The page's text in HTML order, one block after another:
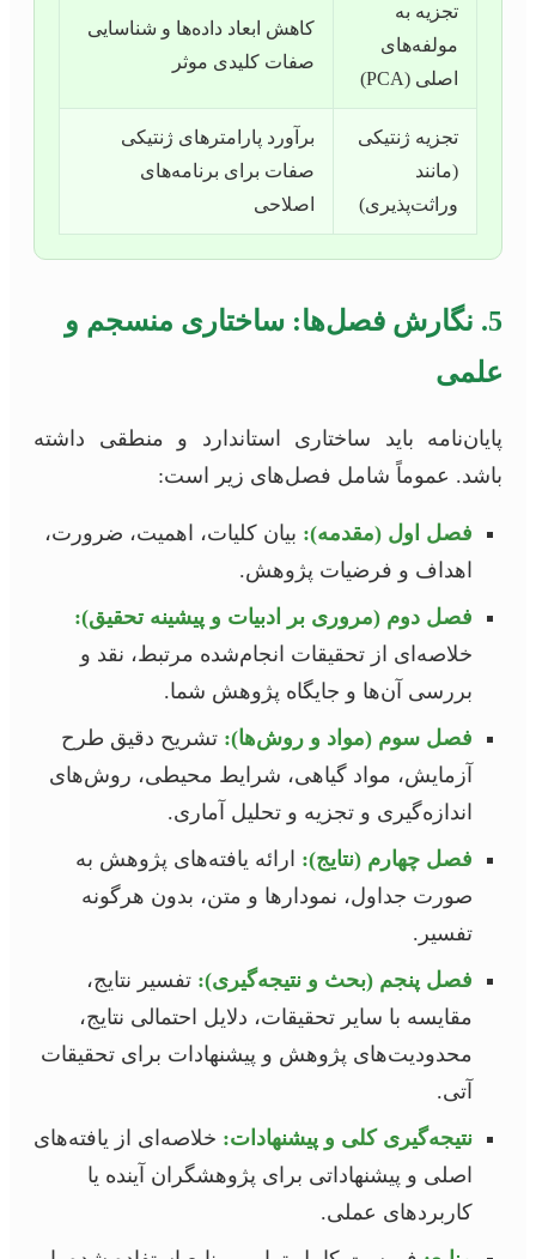
تجزیه به
مولفه‌های
اصلی (PCA)
کاهش ابعاد داده‌ها و شناسایی
صفات کلیدی موثر
تجزیه ژنتیکی
(مانند
وراثت‌پذیری)
برآورد پارامترهای ژنتیکی
صفات برای برنامه‌های
اصلاحی
5. نگارش فصل‌ها: ساختاری منسجم و
علمی
پایان‌نامه باید ساختاری استاندارد و منطقی داشته
باشد. عموماً شامل فصل‌های زیر است:
فصل اول (مقدمه): بیان کلیات، اهمیت، ضرورت،
اهداف و فرضیات پژوهش.
فصل دوم (مروری بر ادبیات و پیشینه تحقیق):
خلاصه‌ای از تحقیقات انجام‌شده مرتبط، نقد و
بررسی آن‌ها و جایگاه پژوهش شما.
فصل سوم (مواد و روش‌ها): تشریح دقیق طرح
آزمایش، مواد گیاهی، شرایط محیطی، روش‌های
اندازه‌گیری و تجزیه و تحلیل آماری.
فصل چهارم (نتایج): ارائه یافته‌های پژوهش به
صورت جداول، نمودارها و متن، بدون هرگونه
تفسیر.
فصل پنجم (بحث و نتیجه‌گیری): تفسیر نتایج،
مقایسه با سایر تحقیقات، دلایل احتمالی نتایج،
محدودیت‌های پژوهش و پیشنهادات برای تحقیقات
آتی.
نتیجه‌گیری کلی و پیشنهادات: خلاصه‌ای از یافته‌های
اصلی و پیشنهاداتی برای پژوهشگران آینده یا
کاربردهای عملی.